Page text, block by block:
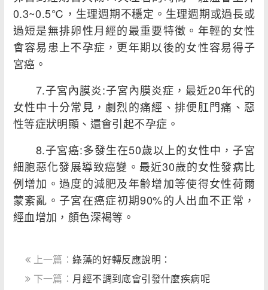
0.3~0.5℃，生理週期不穩定。生理週期或過長或
過短是無排卵性月經的最重要特徵。年輕的女性
會容易患上不孕症，更年期以後的女性容易得子
宮癌。
7.子宮內膜炎:子宮內膜炎症，最近20年代的
女性中十分常見，劇烈的痛經、排便肛門痛、惡
性等症狀明顯、還會引起不孕症。
8.子宮癌:多發生在50歲以上的女性中，子宮
細胞惡化發展導致癌變。最近30歲的女性發病比
例增加。過度的減肥及年齡增加等使得女性荷爾
蒙紊亂。子宮在癌症初期90%的人出血不正常，
經血增加，顏色深褐等。
上一篇：綠藻的好轉反應說明：
下一篇： 月經不調到底會引發什麼疾病呢